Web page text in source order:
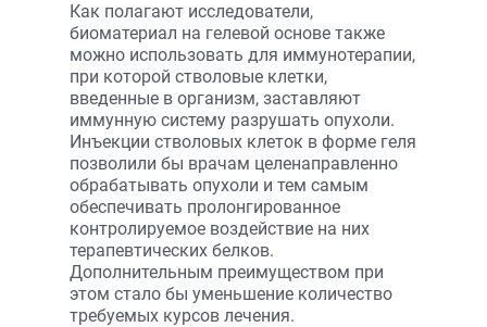
Как полагают исследователи,
биоматериал на гелевой основе также
можно использовать для иммунотерапии,
при которой стволовые клетки,
введенные в организм, заставляют
иммунную систему разрушать опухоли.
Инъекции стволовых клеток в форме геля
позволили бы врачам целенаправленно
обрабатывать опухоли и тем самым
обеспечивать пролонгированное
контролируемое воздействие на них
терапевтических белков.
Дополнительным преимуществом при
этом стало бы уменьшение количество
требуемых курсов лечения.